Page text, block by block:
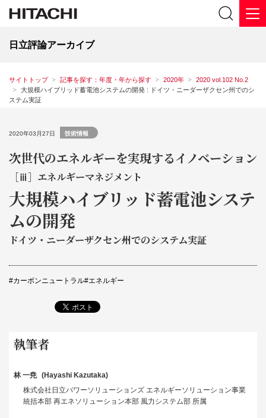
日立評論アーカイブ
サイトトップ 記事を探す：年度・年から探す 2020年
2020 vol.102 No.2
大規模ハイブリッド蓄電池システムの開発 : ドイツ・ニーダーザクセン州でのシ
ステム実証
2020年03月27日 技術情報
次世代のエネルギーを実現するイノベーション
［ⅲ］エネルギーマネジメント
大規模ハイブリッド蓄電池システ
ムの開発
ドイツ・ニーダーザクセン州でのシステム実証
カーボンニュートラル エネルギー
執筆者
林 一尭
Hayashi Kazutaka
株式会社日立パワーソリューションズ エネルギーソリューション事業
統括本部 再エネソリューション本部 風力システム部 所属